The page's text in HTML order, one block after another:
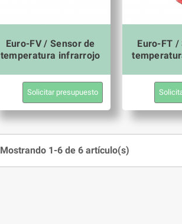
Euro-FV / Sensor de
temperatura infrarrojo
Solicitar presupuesto
Euro-FT /
Mostrando 1-6 de 6 artículo(s)